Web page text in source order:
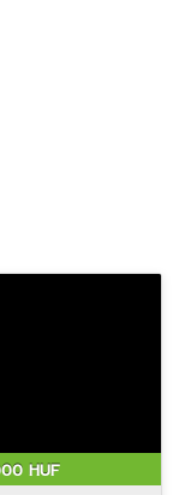
HUF